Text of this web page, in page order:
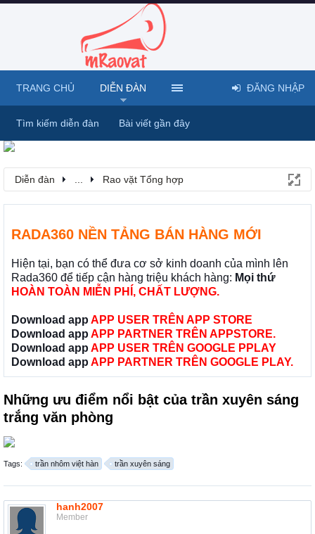
Diễn đàn Rao vặt Tổng hợp
RADA360 NỀN TẢNG BÁN HÀNG MỚI
Hiện tại, bạn có thể đưa cơ sở kinh doanh của mình lên
Rada360 để tiếp cận hàng triệu khách hàng: Mọi thứ
HOÀN TOÀN MIỄN PHÍ, CHẤT LƯỢNG.
Download app APP USER TRÊN APP STORE
Download app APP PARTNER TRÊN APPSTORE.
Download app APP USER TRÊN GOOGLE PPLAY
Download app APP PARTNER TRÊN GOOGLE PLAY.
Những ưu điểm nổi bật của trần xuyên sáng
trắng văn phòng
Tags: trần nhôm việt hàn trần xuyên sáng
hanh2007
Member
TRANG CHỦ DIỄN ĐÀN
Tìm kiếm diễn đàn Bài viết gần đây
ĐĂNG NHẬP